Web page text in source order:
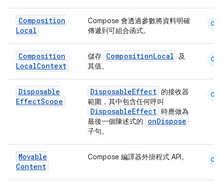
Composition
Local
Compose 會透過參數將資料明確
傳遞到可組合函式。
CM
Composition
LocalContext
儲存 CompositionLocal
及
其值。
CM
Disposable
EffectScope
DisposableEffect 的接收器
範圍，其中包含任何呼叫
DisposableEffect 時應做為
最後一個陳述式的
onDispose
子句。
CM
Movable
Content
Compose 編譯器外掛程式 API。 CM